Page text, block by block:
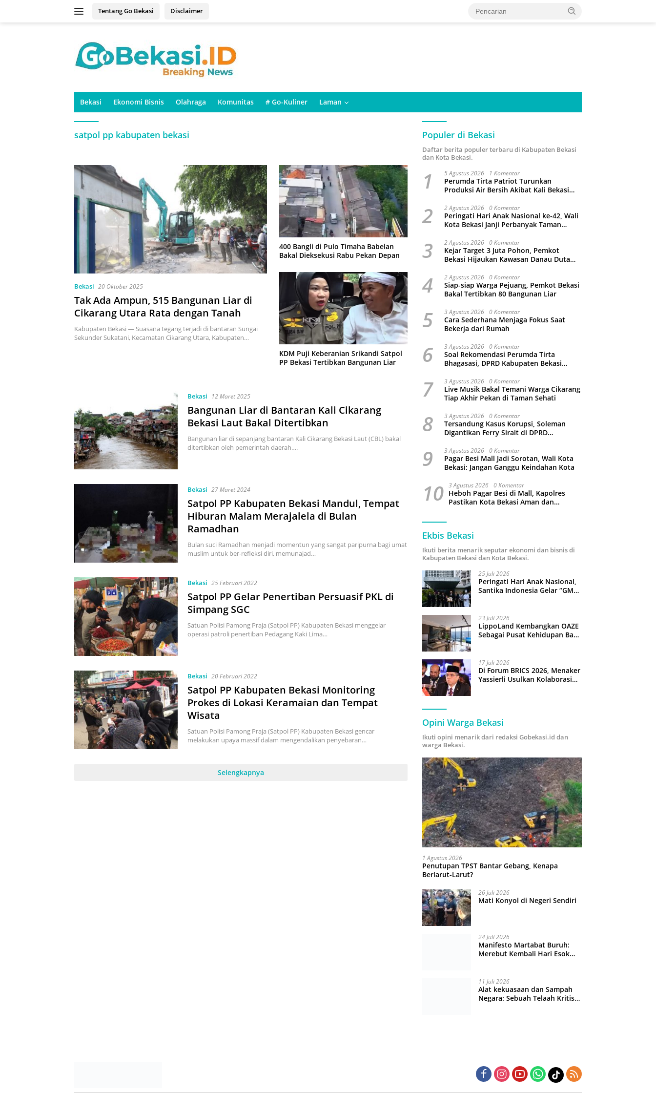
Tentang Go Bekasi Disclaimer
Bekasi Ekonomi Bisnis Olahraga Komunitas # Go-Kuliner Laman
satpol pp kabupaten bekasi
Bekasi 20 Oktober 2025
Tak Ada Ampun, 515 Bangunan Liar di
Cikarang Utara Rata dengan Tanah
Kabupaten Bekasi — Suasana tegang terjadi di bantaran Sungai
Sekunder Sukatani, Kecamatan Cikarang Utara, Kabupaten…
400 Bangli di Pulo Timaha Babelan
Bakal Dieksekusi Rabu Pekan Depan
KDM Puji Keberanian Srikandi Satpol
PP Bekasi Tertibkan Bangunan Liar
Bekasi 12 Maret 2025
Bangunan Liar di Bantaran Kali Cikarang
Bekasi Laut Bakal Ditertibkan
Bangunan liar di sepanjang bantaran Kali Cikarang Bekasi Laut (CBL) bakal
ditertibkan oleh pemerintah daerah….
Bekasi 27 Maret 2024
Satpol PP Kabupaten Bekasi Mandul, Tempat
Hiburan Malam Merajalela di Bulan
Ramadhan
Bulan suci Ramadhan menjadi momentun yang sangat paripurna bagi umat
muslim untuk ber-refleksi diri, memunajad…
Bekasi 25 Februari 2022
Satpol PP Gelar Penertiban Persuasif PKL di
Simpang SGC
Satuan Polisi Pamong Praja (Satpol PP) Kabupaten Bekasi menggelar
operasi patroli penertiban Pedagang Kaki Lima…
Bekasi 20 Februari 2022
Satpol PP Kabupaten Bekasi Monitoring
Prokes di Lokasi Keramaian dan Tempat
Wisata
Satuan Polisi Pamong Praja (Satpol PP) Kabupaten Bekasi gencar
melakukan upaya massif dalam mengendalikan penyebaran…
Selengkapnya
Populer di Bekasi
Daftar berita populer terbaru di Kabupaten Bekasi
dan Kota Bekasi.
1 5 Agustus 2026 1 Komentar
Perumda Tirta Patriot Turunkan
Produksi Air Bersih Akibat Kali Bekasi
2 2 Agustus 2026 0 Komentar
Peringati Hari Anak Nasional ke-42, Wali
Kota Bekasi Janji Perbanyak Taman
3 2 Agustus 2026 0 Komentar
Kejar Target 3 Juta Pohon, Pemkot
Bekasi Hijaukan Kawasan Danau Duta
4 2 Agustus 2026 0 Komentar
Siap-siap Warga Pejuang, Pemkot Bekasi
Bakal Tertibkan 80 Bangunan Liar
5 3 Agustus 2026 0 Komentar
Cara Sederhana Menjaga Fokus Saat
Bekerja dari Rumah
6 3 Agustus 2026 0 Komentar
Soal Rekomendasi Perumda Tirta
Bhagasasi, DPRD Kabupaten Bekasi
7 3 Agustus 2026 0 Komentar
Live Musik Bakal Temani Warga Cikarang
Tiap Akhir Pekan di Taman Sehati
8 3 Agustus 2026 0 Komentar
Tersandung Kasus Korupsi, Soleman
Digantikan Ferry Sirait di DPRD
9 3 Agustus 2026 0 Komentar
Pagar Besi Mall Jadi Sorotan, Wali Kota
Bekasi: Jangan Ganggu Keindahan Kota
10 3 Agustus 2026 0 Komentar
Heboh Pagar Besi di Mall, Kapolres
Pastikan Kota Bekasi Aman dan
Ekbis Bekasi
Ikuti berita menarik seputar ekonomi dan bisnis di
Kabupaten Bekasi dan Kota Bekasi.
25 Juli 2026
Peringati Hari Anak Nasional,
Santika Indonesia Gelar “GM
23 Juli 2026
LippoLand Kembangkan OAZE
Sebagai Pusat Kehidupan Baru
17 Juli 2026
Di Forum BRICS 2026, Menaker
Yassierli Usulkan Kolaborasi
Opini Warga Bekasi
Ikuti opini menarik dari redaksi Gobekasi.id dan
warga Bekasi.
1 Agustus 2026
Penutupan TPST Bantar Gebang, Kenapa
Berlarut-Larut?
26 Juli 2026
Mati Konyol di Negeri Sendiri
24 Juli 2026
Manifesto Martabat Buruh:
Merebut Kembali Hari Esok
11 Juli 2026
Alat kekuasaan dan Sampah
Negara: Sebuah Telaah Kritis